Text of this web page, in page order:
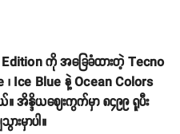
ကို အခြေခံထားတဲ့ Tecno
၊ Ice Blue နဲ့ Ocean Colors
။ အိန္ဒိယဈေးကွက်မှာ ၈၄၉၉ ရူပီး
ားမှာပါ။